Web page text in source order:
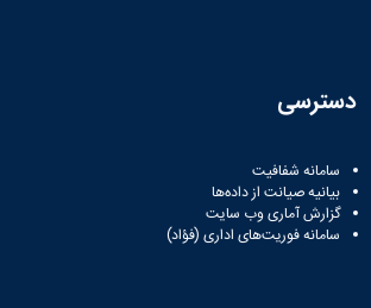
دسترسی
سامانه شفافیت
بیانیه صیانت از داده‌ها
گزارش آماری وب‌ سایت
سامانه فوریت‌های اداری (فؤاد)